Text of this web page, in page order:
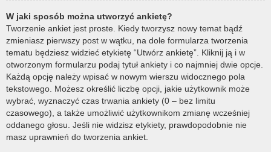
W jaki sposób można utworzyć ankietę?
Tworzenie ankiet jest proste. Kiedy tworzysz nowy temat bądź
zmieniasz pierwszy post w wątku, na dole formularza tworzenia
tematu będziesz widzieć etykietę “Utwórz ankietę”. Kliknij ją i w
otworzonym formularzu podaj tytuł ankiety i co najmniej dwie opcje.
Każdą opcję należy wpisać w nowym wierszu widocznego pola
tekstowego. Możesz określić liczbę opcji, jakie użytkownik może
wybrać, wyznaczyć czas trwania ankiety (0 – bez limitu
czasowego), a także umożliwić użytkownikom zmianę wcześniej
oddanego głosu. Jeśli nie widzisz etykiety, prawdopodobnie nie
masz uprawnień do tworzenia ankiet.